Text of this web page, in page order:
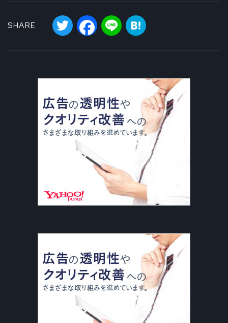
SHARE
Twitter Facebook
Line